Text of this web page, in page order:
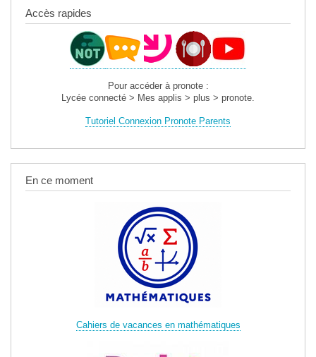
Accès rapides
Pour accéder à pronote :
Lycée connecté > Mes applis > plus > pronote.
Tutoriel Connexion Pronote Parents
En ce moment
Cahiers de vacances en mathématiques